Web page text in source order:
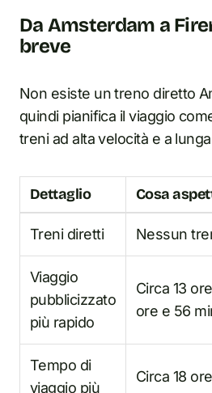
Da Amsterdam a
breve
Non esiste un treno diretto
quindi pianifica il viaggio
treni ad alta velocità e a
Dettaglio Cosa
Treni diretti Nessun
Viaggio
pubblicizzato
più rapido
Circa 13
ore e 56
Tempo di
viaggio più
Circa 18